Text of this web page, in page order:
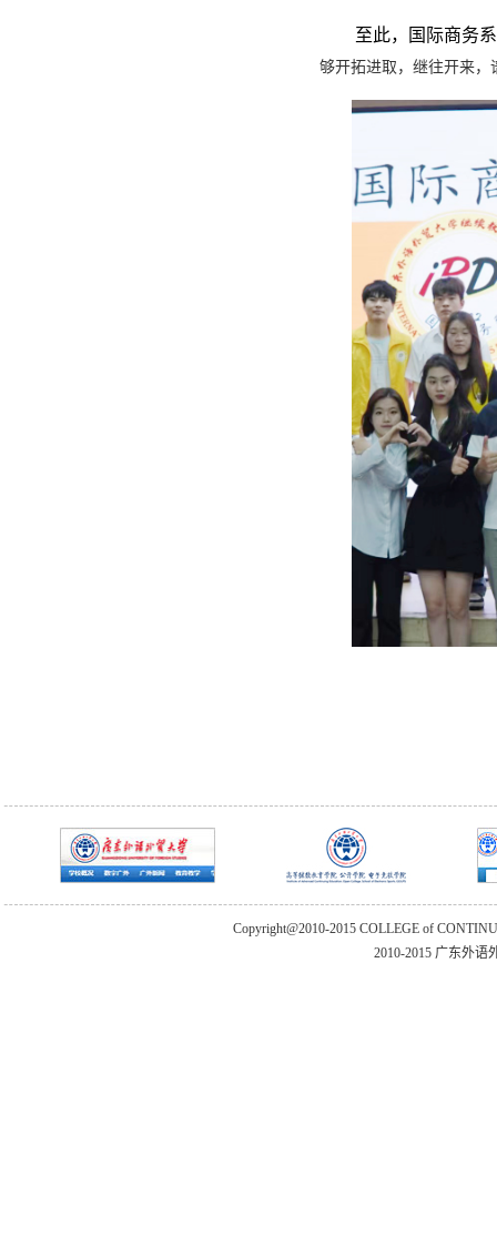
至此，国际商务
够开拓进取，继往开来，
Copyright@2010-2015 COLLEGE of
2010-2015 广东外语